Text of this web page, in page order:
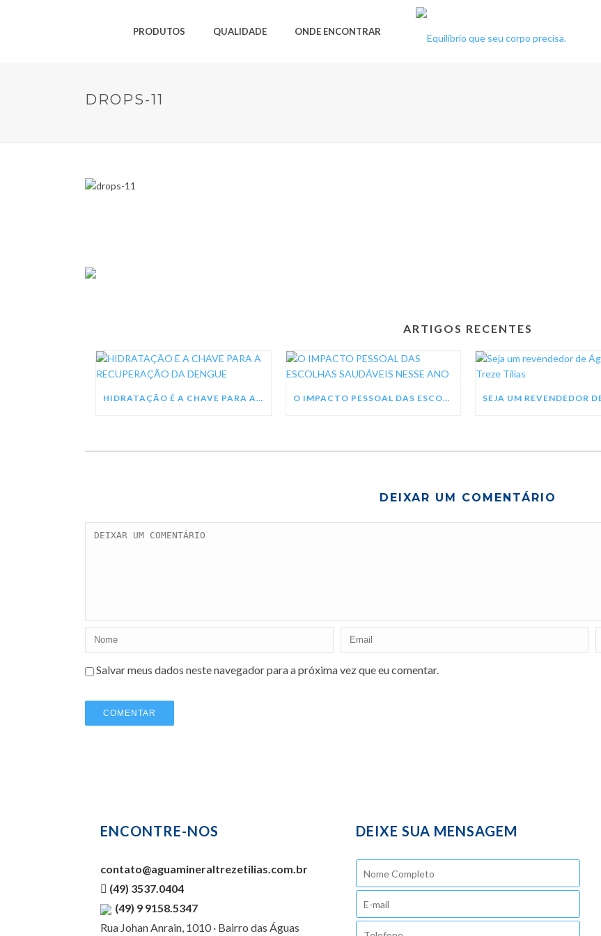
PRODUTOS QUALIDADE ONDE ENCONTRAR
DROPS-11
ARTIGOS RECENTES
HIDRATAÇÃO É A CHAVE PARA A RECUPERAÇÃO DA DENGUE O IMPACTO PESSOAL DAS ESCOLHAS SAUDÁVEIS NESSE ANO
DEIXAR UM COMENTÁRIO
Salvar meus dados neste navegador para a próxima vez que eu comentar.
ENCONTRE-NOS
contato@aguamineraltrezetilias.com.br
(49) 3537.0404
(49) 9 9158.5347
Rua Johan Anrain, 1010 · Bairro das Águas
DEIXE SUA MENSAGEM